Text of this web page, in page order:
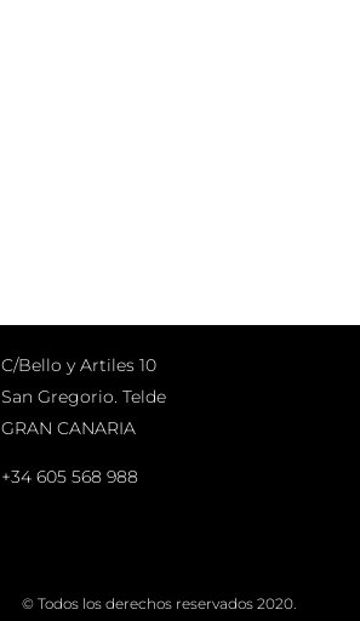
C/Bello y Artiles 10
San Gregorio. Telde
GRAN CANARIA
+34 605 568 988
© Todos los derechos reservados 2020.